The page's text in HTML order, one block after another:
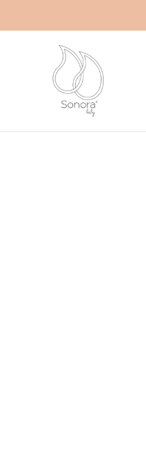
to